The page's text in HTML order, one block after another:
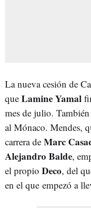
La nueva cesión de
que Lamine Yamal
mes de julio.
al Mónaco. Mendes,
carrera de Marc
Alejandro Balde,
el propio Deco, del
en el que empezó a